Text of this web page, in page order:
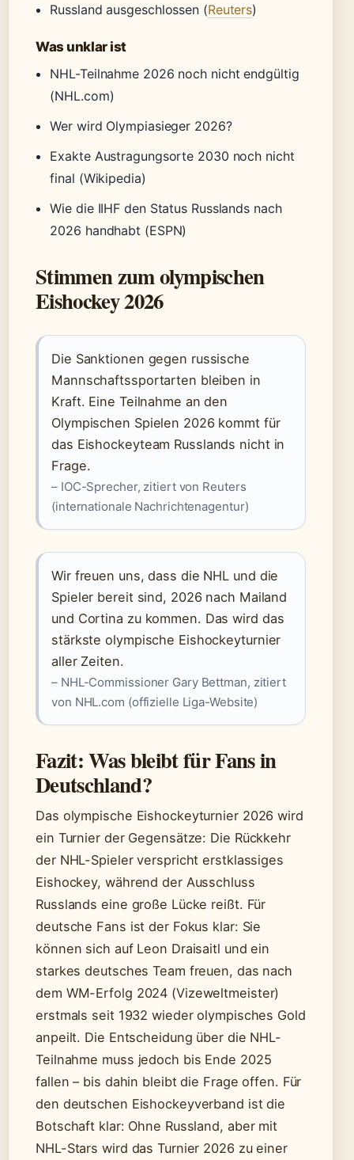
Russland ausgeschlossen (Reuters)
Was unklar ist
NHL-Teilnahme 2026 noch nicht endgültig
(NHL.com)
Wer wird Olympiasieger 2026?
Exakte Austragungsorte 2030 noch nicht
final (Wikipedia)
Wie die IIHF den Status Russlands nach
2026 handhabt (ESPN)
Stimmen zum olympischen
Eishockey 2026
Die Sanktionen gegen russische
Mannschaftssportarten bleiben in
Kraft. Eine Teilnahme an den
Olympischen Spielen 2026 kommt für
das Eishockeyteam Russlands nicht in
Frage.
– IOC-Sprecher, zitiert von Reuters
(internationale Nachrichtenagentur)
Wir freuen uns, dass die NHL und die
Spieler bereit sind, 2026 nach Mailand
und Cortina zu kommen. Das wird das
stärkste olympische Eishockeyturnier
aller Zeiten.
– NHL-Commissioner Gary Bettman, zitiert
von NHL.com (offizielle Liga-Website)
Fazit: Was bleibt für Fans in
Deutschland?
Das olympische Eishockeyturnier 2026 wird
ein Turnier der Gegensätze: Die Rückkehr
der NHL-Spieler verspricht erstklassiges
Eishockey, während der Ausschluss
Russlands eine große Lücke reißt. Für
deutsche Fans ist der Fokus klar: Sie
können sich auf Leon Draisaitl und ein
starkes deutsches Team freuen, das nach
dem WM-Erfolg 2024 (Vizeweltmeister)
erstmals seit 1932 wieder olympisches Gold
anpeilt. Die Entscheidung über die NHL-
Teilnahme muss jedoch bis Ende 2025
fallen – bis dahin bleibt die Frage offen. Für
den deutschen Eishockeyverband ist die
Botschaft klar: Ohne Russland, aber mit
NHL-Stars wird das Turnier 2026 zu einer